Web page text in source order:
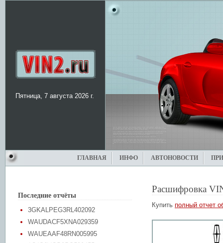
Пятница, 7 августа 2026 г.
ГЛАВНАЯ ИНФО АВТОНОВОСТИ
Последние отчёты
3GKALPEG3RL402092
WAUDACF5XNA029359
WAUEAAF48RN005995
Расшифровка
Купить полный отчет